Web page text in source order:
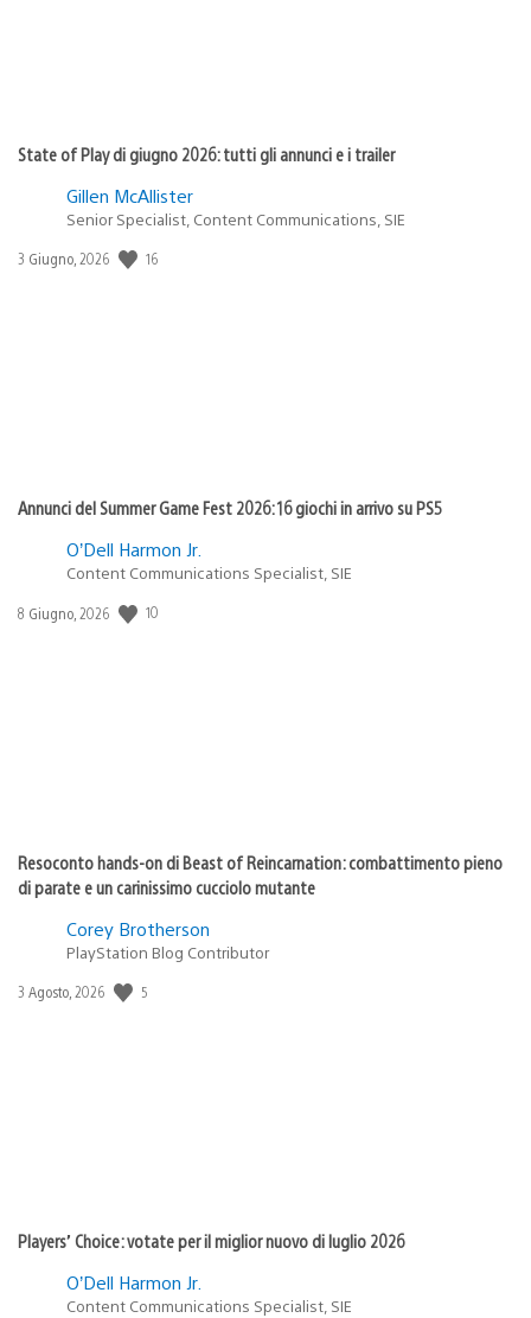
State of Play di giugno 2026: tutti gli annunci e i trailer
Gillen McAllister
Senior Specialist, Content Communications, SIE
Data
3 Giugno, 2026 16
Annunci del Summer Game Fest 2026: 16 giochi in arrivo su PS5
O’Dell Harmon Jr.
Content Communications Specialist, SIE
Data
8 Giugno, 2026 10
Resoconto hands-on di Beast of Reincarnation: combattimento pieno
di parate e un carinissimo cucciolo mutante
Corey Brotherson
PlayStation Blog Contributor
Data
3 Agosto, 2026 5
Players’ Choice: votate per il miglior nuovo di luglio 2026
O’Dell Harmon Jr.
Content Communications Specialist, SIE